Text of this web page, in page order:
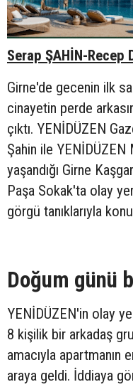
Serap ŞAHİN-Recep
Girne'de gecenin ilk
cinayetin perde
çıktı. YENİDÜZEN
Şahin ile
yaşandığı Girne
Paşa Sokak'ta olay
görgü tanıklarıyla
Doğum günü
YENİDÜZEN'in olay
8 kişilik bir arkadaş
amacıyla apartmanın
araya geldi. İddiaya